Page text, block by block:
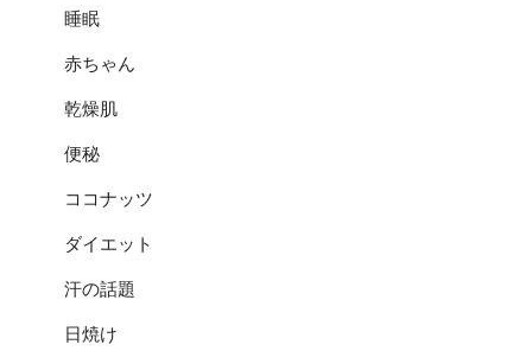
睡眠
赤ちゃん
乾燥肌
便秘
ココナッツ
ダイエット
汗の話題
日焼け